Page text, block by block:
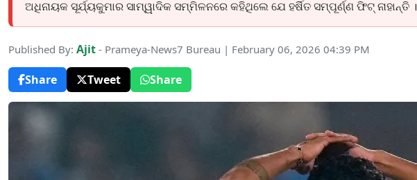
ଅଧିନାୟକ ସୂର୍ଯ୍ୟକୁମାର ସାମ୍ୱାଦିକ ସମ୍ମିଳନରେ କହିଥିଲେ ଯେ ହର୍ଷିତ ସମ୍ପୂର୍ଣ୍ଣ ଫିଟ୍ ନାହାନ୍ତି ।
Published By: Ajit - Prameya-News7 Bureau | February 06, 2026 04:39 PM
Share
Tweet Share